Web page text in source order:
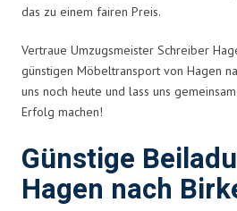
das zu einem fairen Preis.
Vertraue Umzugsmeister Schreiber
günstigen Möbeltransport von Hagen
uns noch heute und lass uns
Erfolg machen!
Günstige
Hagen nach